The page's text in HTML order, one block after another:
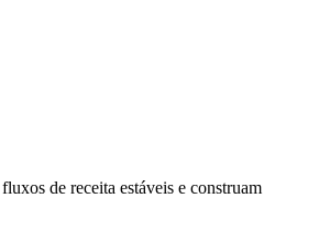
de receita estáveis ​​e construam